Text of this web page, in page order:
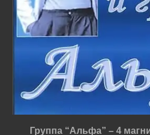
Группа “Альфа” – 4